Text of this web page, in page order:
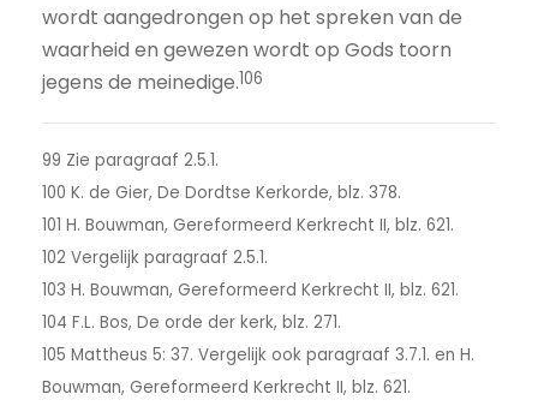
wordt aangedrongen op het spreken van de
waarheid en gewezen wordt op Gods toorn
jegens de meinedige.106
99 Zie paragraaf 2.5.1.
100 K. de Gier, De Dordtse Kerkorde, blz. 378.
101 H. Bouwman, Gereformeerd Kerkrecht II, blz. 621.
102 Vergelijk paragraaf 2.5.1.
103 H. Bouwman, Gereformeerd Kerkrecht II, blz. 621.
104 F.L. Bos, De orde der kerk, blz. 271.
105 Mattheus 5: 37. Vergelijk ook paragraaf 3.7.1. en H.
Bouwman, Gereformeerd Kerkrecht II, blz. 621.